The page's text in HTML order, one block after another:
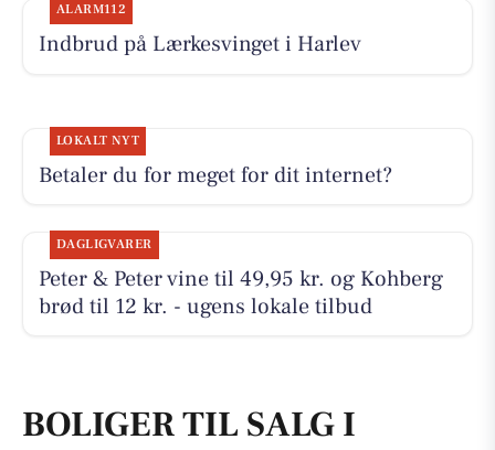
ALARM112
Indbrud på Lærkesvinget i Harlev
LOKALT NYT
Betaler du for meget for dit internet?
DAGLIGVARER
Peter & Peter vine til 49,95 kr. og Kohberg
brød til 12 kr. - ugens lokale tilbud
BOLIGER TIL SALG I